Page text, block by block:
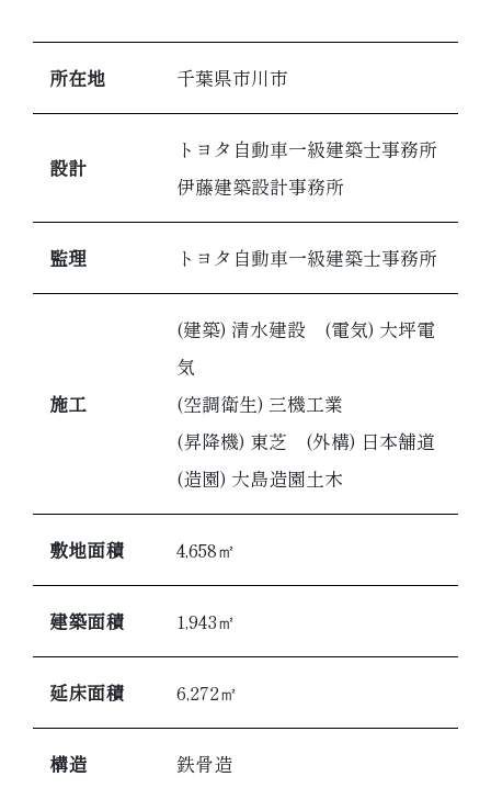
所在地 千葉県市川市
設計
トヨタ自動車一級建築士事務所
伊藤建築設計事務所
監理 トヨタ自動車一級建築士事務所
施工
(建築) 清水建設 (電気) 大坪電
気
(空調衛生) 三機工業
(昇降機) 東芝 (外構) 日本舗道
(造園) 大島造園土木
敷地面積 4,658㎡
建築面積 1,943㎡
延床面積 6,272㎡
構造 鉄骨造